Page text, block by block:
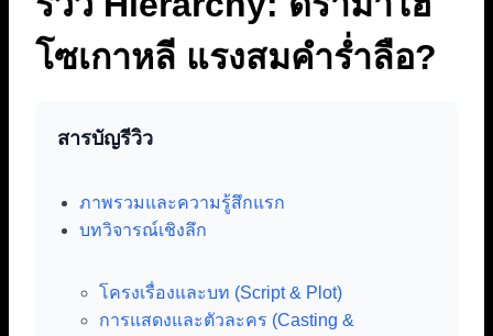
โซเกาหลี แรงสมคำร่ำลือ?
สารบัญรีวิว
ภาพรวมและความรู้สึกแรก
บทวิจารณ์เชิงลึก
โครงเรื่องและบท (Script & Plot)
การแสดงและตัวละคร (Casting &